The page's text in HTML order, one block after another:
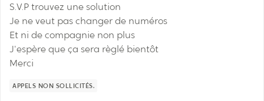
S.V.P trouvez une solution
Je ne veut pas changer de numéros
Et ni de compagnie non plus
J'espère que ça sera règlé bientôt
Merci
APPELS NON SOLLICITÉS.